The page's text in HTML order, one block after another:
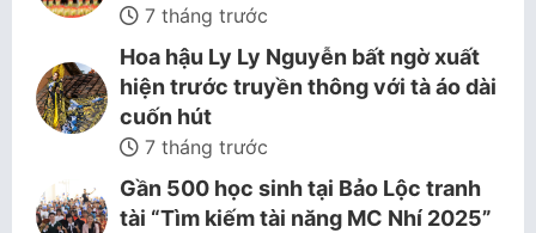
7 tháng trước
Hoa hậu Ly Ly Nguyễn bất ngờ xuất
hiện trước truyền thông với tà áo dài
cuốn hút
7 tháng trước
Gần 500 học sinh tại Bảo Lộc tranh
tài “Tìm kiếm tài năng MC Nhí 2025”